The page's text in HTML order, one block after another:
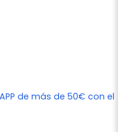
de más de 50€ con el